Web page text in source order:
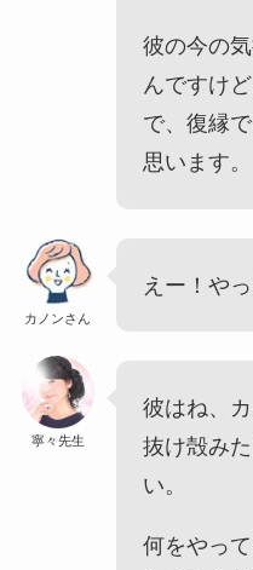
彼の今の
んですけ
で、復縁
思います。
カノンさん
えー！やっ
寧々先生
彼はね、
抜け殻み
い。
何をやっ